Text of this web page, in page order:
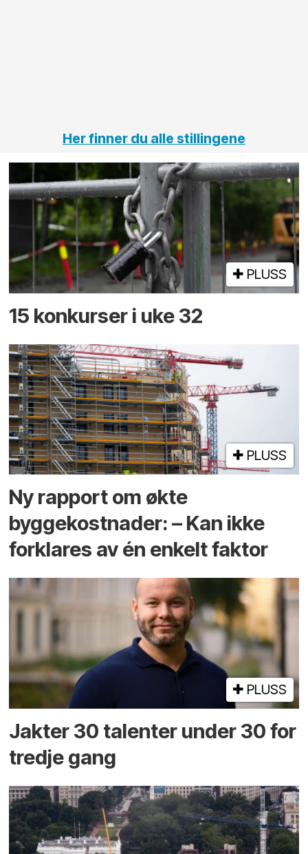
Her finner du alle stillingene
PLUSS
15 konkurser i uke 32
PLUSS
Ny rapport om økte
byggekostnader: – Kan ikke
forklares av én enkelt faktor
PLUSS
Jakter 30 talenter under 30 for
tredje gang